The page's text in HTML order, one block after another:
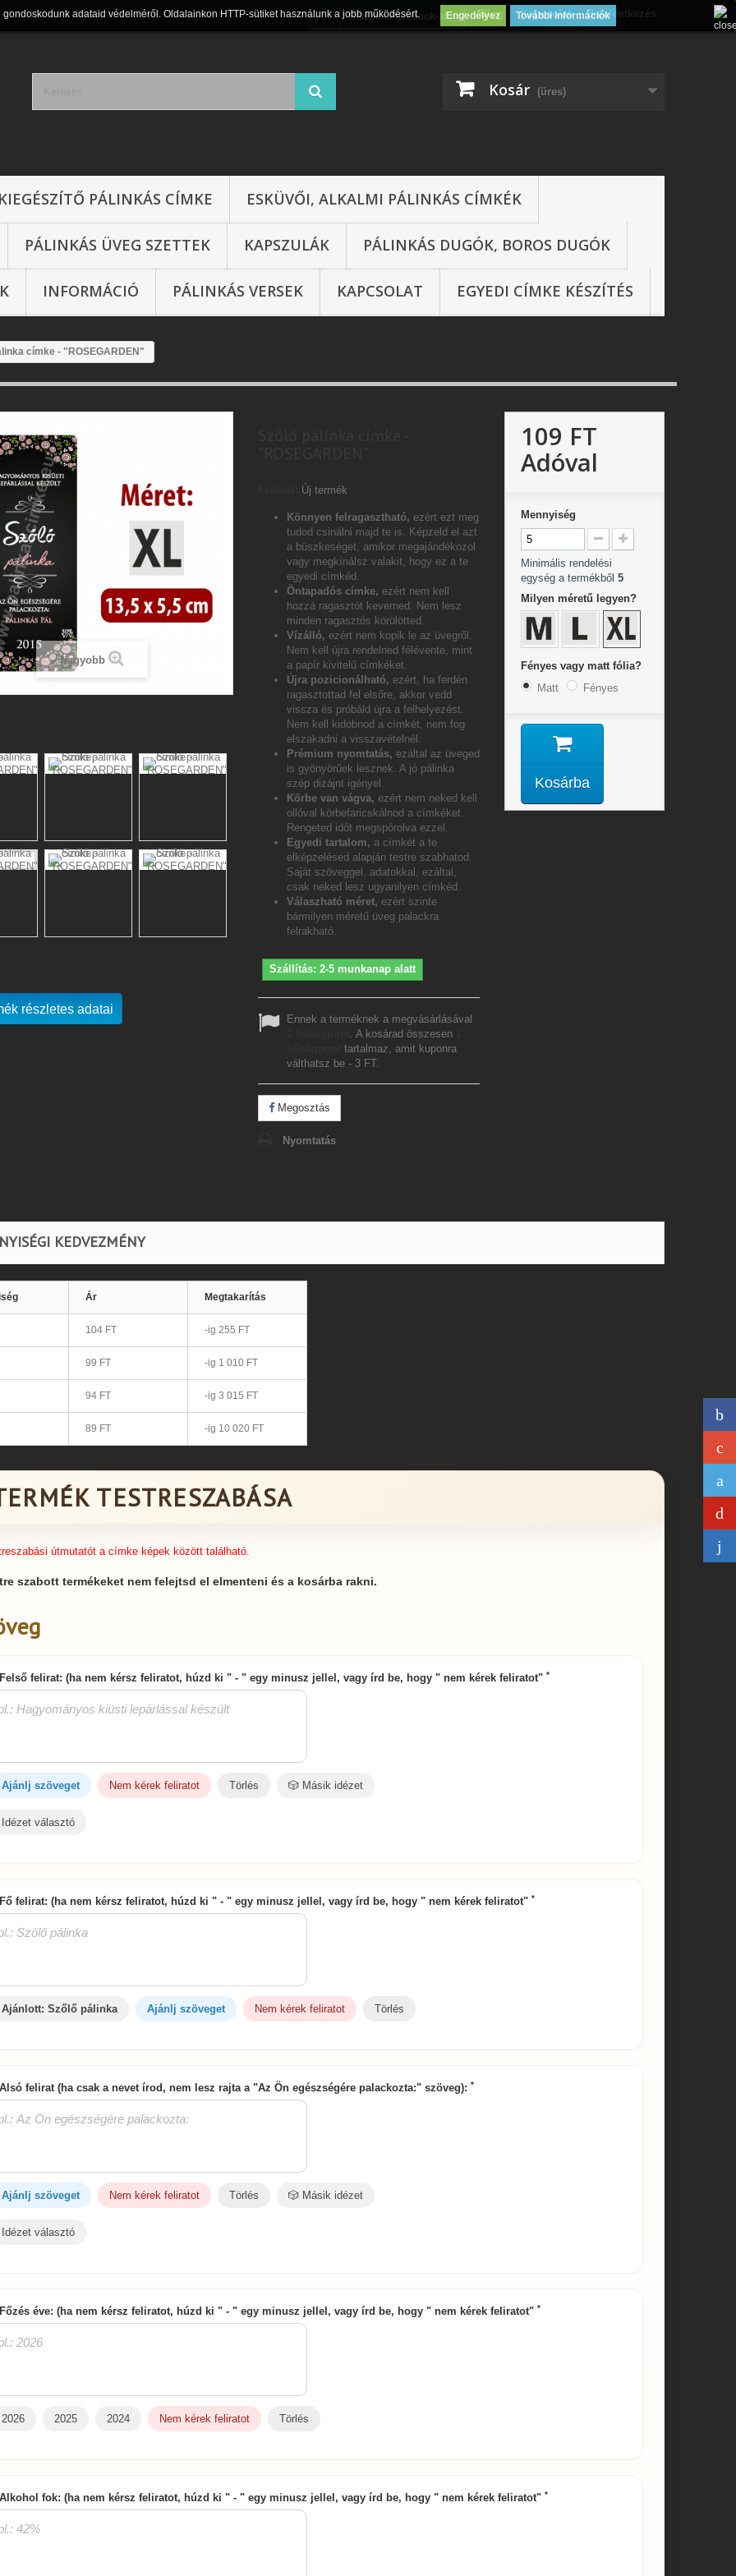
Bejelentkezés
Kapcsolat
Blog
Belépés Facebook-al
Kosár (üres)
KIEGÉSZÍTŐ PÁLINKÁS CÍMKE ESKÜVŐI, ALKALMI PÁLINKÁS CÍMKÉK
PÁLINKÁS ÜVEG SZETTEK KAPSZULÁK PÁLINKÁS DUGÓK, BOROS DUGÓK
INFORMÁCIÓ PÁLINKÁS VERSEK KAPCSOLAT EGYEDI CÍMKE KÉSZÍTÉS
adataid védelméről. Oldalainkon HTTP-sütiket használunk a jobb működésért. Engedélyez További információk
címke - "ROSEGARDEN"
Nagyobb
részletes adatai
Új termék
Könnyen felragasztható, ezért ezt meg
tudod csinálni majd te is. Képzeld el azt
a büszkeséget, amikor megajándékozol
vagy megkínálsz valakit, hogy ez a te
egyedi címkéd.
Öntapadós címke, ezért nem kell
hozzá ragasztót keverned. Nem lesz
minden ragasztós körülötted.
Vízálló, ezért nem kopik le az üvegről.
Nem kell újra rendelned félévente, mint
a papír kivitelű címkéket.
Újra pozicionálható, ezért, ha ferdén
ragasztottad fel elsőre, akkor vedd
vissza és próbáld újra a felhelyezést.
Nem kell kidobnod a címkét, nem fog
elszakadni a visszavételnél.
Prémium nyomtatás, ezáltal az üveged
is gyönyörűek lesznek. A jó pálinka
szép dizájnt igényel.
Körbe van vágva, ezért nem neked kell
ollóval körbefaricskálnod a címkéket.
Rengeted időt megspórolva ezzel.
Egyedi tartalom, a címkét a te
elképzelésed alapján testre szabhatod.
Saját szöveggel, adatokkal, ezáltal,
csak neked lesz ugyanilyen címkéd.
Válaszható méret, ezért szinte
bármilyen méretű üveg palackra
felrakható.
Szállítás: 2-5 munkanap alatt
Ennek a terméknek a megvásárlásával
. A kosárad összesen
tartalmaz, amit kuponra
válthatsz be - 3 FT.
Megosztás
Nyomtatás
109 FT
Adóval
Mennyiség
Minimális rendelési
egység a termékből 5
Milyen méretű legyen?
Fényes vagy matt fólia?
Matt
Fényes
Kosárba
KEDVEZMÉNY
Ár Megtakarítás
104 FT -ig 255 FT
99 FT -ig 1 010 FT
94 FT -ig 3 015 FT
89 FT -ig 10 020 FT
TESTRESZABÁSA
útmutatót a címke képek között található.
szabott termékeket nem felejtsd el elmenteni és a kosárba rakni.
felirat: (ha nem kérsz feliratot, húzd ki " - " egy minusz jellel, vagy írd be, hogy " nem kérek feliratot" *
Ajánlj szöveget Nem kérek feliratot Törlés 🎲 Másik idézet
Idézet választó
felirat: (ha nem kérsz feliratot, húzd ki " - " egy minusz jellel, vagy írd be, hogy " nem kérek feliratot" *
Ajánlott: Szőlő pálinka Ajánlj szöveget Nem kérek feliratot Törlés
felirat (ha csak a nevet írod, nem lesz rajta a "Az Ön egészségére palackozta:" szöveg): *
Ajánlj szöveget Nem kérek feliratot Törlés 🎲 Másik idézet
Idézet választó
éve: (ha nem kérsz feliratot, húzd ki " - " egy minusz jellel, vagy írd be, hogy " nem kérek feliratot" *
2026 2025 2024 Nem kérek feliratot Törlés
fok: (ha nem kérsz feliratot, húzd ki " - " egy minusz jellel, vagy írd be, hogy " nem kérek feliratot" *